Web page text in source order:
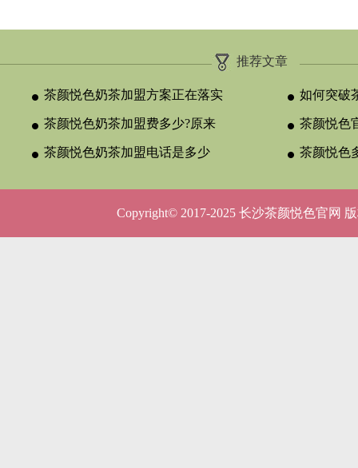
推荐文章
茶颜悦色奶茶加盟方案正在落实 如何突破
颈？
茶颜悦色奶茶加盟费多少?原来
与合作类型
茶颜悦色
晚吗？
茶颜悦色奶茶加盟电话是多少 茶颜悦色
Copyright© 2017-2025 长沙茶颜悦色官网